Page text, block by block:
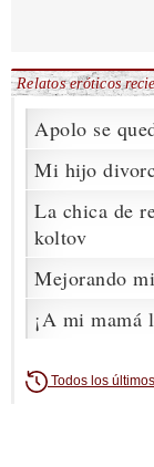
Relatos eróticos
Apolo se
Mi hijo
La chica de
koltov
Mejorando
¡A mi mamá
Todos los